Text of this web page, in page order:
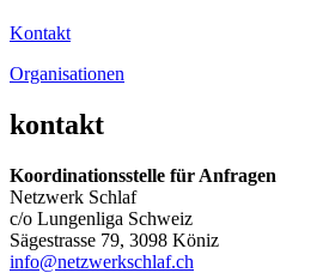
Kontakt
Organisationen
kontakt
Koordinationsstelle für Anfragen
Netzwerk Schlaf
c/o Lungenliga Schweiz
Sägestrasse 79, 3098 Köniz
info@netzwerkschlaf.ch